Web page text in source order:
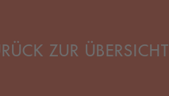
ZUR ÜBERSICHT